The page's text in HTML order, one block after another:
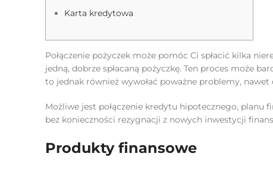
Karta kredytowa
Połączenie pożyczek może pomóc Ci spłacić kilka
jedną, dobrze spłacaną pożyczkę. Ten proces może
to jednak również wywołać poważne problemy, nawet
Możliwe jest połączenie kredytu hipotecznego, planu
bez konieczności rezygnacji z nowych inwestycji
Produkty finansowe